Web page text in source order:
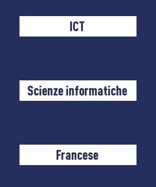
ICT
Scienze informatiche
Francese